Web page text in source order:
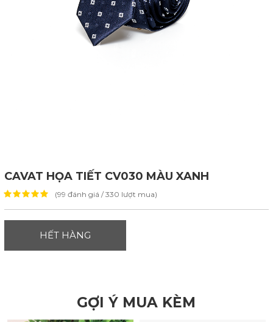
CAVAT HỌA TIẾT CV030 MÀU XANH
(99 đánh giá / 330 lượt mua)
HẾT HÀNG
GỢI Ý MUA KÈM